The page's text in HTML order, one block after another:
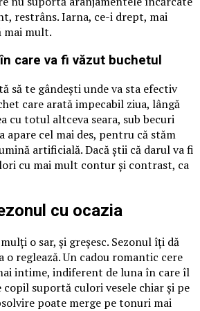
restrâns. Iarna, ce-i drept, mai
mai mult.
care va fi văzut buchetul
să te gândești unde va sta efectiv
care arată impecabil ziua, lângă
cu totul altceva seara, sub becuri
apare cel mai des, pentru că stăm
artificială. Dacă știi că darul va fi
cu mai mult contur și contrast, ca
cu ocazia
o sar, și greșesc. Sezonul îți dă
o reglează. Un cadou romantic cere
intime, indiferent de luna în care îl
copil suportă culori vesele chiar și pe
poate merge pe tonuri mai